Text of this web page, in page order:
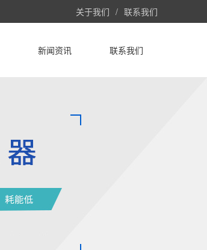
关于我们 / 联系我们
新闻资讯 联系我们